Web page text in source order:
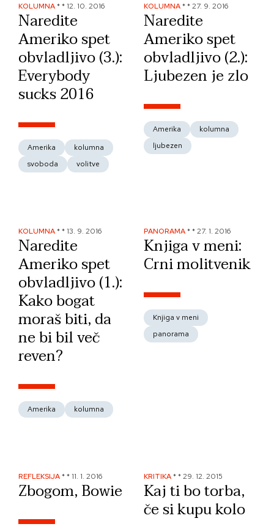
KOLUMNA** 12. 10. 2016
Naredite
Ameriko spet
obvladljivo (3.):
Everybody
sucks 2016
Amerika
kolumna
svoboda
volitve
KOLUMNA**27. 9. 2016
Naredite
Ameriko spet
obvladljivo (2.):
Ljubezen je zlo
Amerika
kolumna
ljubezen
KOLUMNA** 13. 9. 2016
Naredite
Ameriko spet
obvladljivo (1.):
Kako bogat
moraš biti, da
ne bi bil več
reven?
Amerika kolumna
PANORAMA**27. 1. 2016
Knjiga v meni:
Crni molitvenik
Knjiga v meni
panorama
REFLEKSIJA** 11. 1. 2016
Zbogom, Bowie
KRITIKA**29. 12. 2015
Kaj ti bo torba,
če si kupu kolo